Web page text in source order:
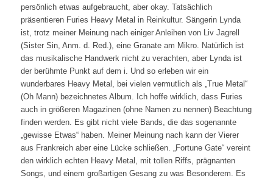
persönlich etwas aufgebraucht, aber okay. Tatsächlich
präsentieren Furies Heavy Metal in Reinkultur. Sängerin Lynda
ist, trotz meiner Meinung nach einiger Anleihen von Liv Jagrell
(Sister Sin, Anm. d. Red.), eine Granate am Mikro. Natürlich ist
das musikalische Handwerk nicht zu verachten, aber Lynda ist
der berühmte Punkt auf dem i. Und so erleben wir ein
wunderbares Heavy Metal, bei vielen vermutlich als „True Metal“
(Oh Mann) bezeichnetes Album. Ich hoffe wirklich, dass Furies
auch in größeren Magazinen (ohne Namen zu nennen) Beachtung
finden werden. Es gibt nicht viele Bands, die das sogenannte
„gewisse Etwas“ haben. Meiner Meinung nach kann der Vierer
aus Frankreich aber eine Lücke schließen. „Fortune Gate“ vereint
den wirklich echten Heavy Metal, mit tollen Riffs, prägnanten
Songs, und einem großartigen Gesang zu was Besonderem. Es